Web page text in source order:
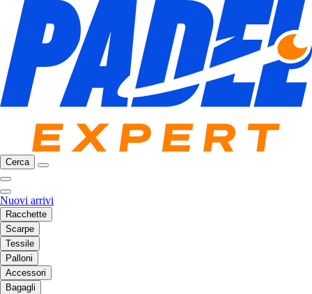
Cerca
Nuovi arrivi
Racchette
Scarpe
Tessile
Palloni
Accessori
Bagagli